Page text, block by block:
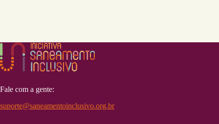
Fale com a gente:
suporte@saneamentoinclusivo.org.br